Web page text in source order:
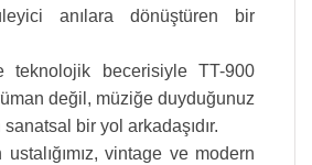
anılara dönüştüren bir
teknolojik becerisiyle TT-900
değil, müziğe duyduğunuz
bir yol arkadaşıdır.
vintage ve modern